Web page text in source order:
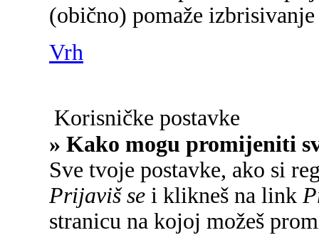
(obično) pomaže
Vrh
Korisničke postavke
» Kako mogu promijeniti
Sve tvoje postavke, ako si
Prijaviš se i klikneš na link
stranicu na kojoj možeš